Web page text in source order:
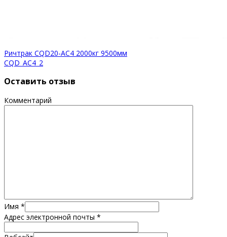
Ричтрак CQD20-AC4 2000кг 9500мм
CQD_AC4_2
Оставить отзыв
Комментарий
Имя *
Адрес электронной почты *